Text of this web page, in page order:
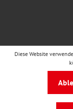
Diese Website